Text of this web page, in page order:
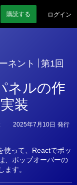
購読する ログイン
ネント 第1回
ネルの作
装
使って、Reactでポッ
、ポップオーバーの
す。
2025年7月10日 発行